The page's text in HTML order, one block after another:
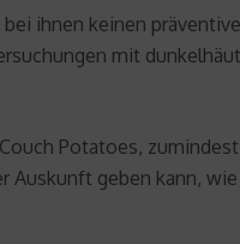
ihnen keinen
mit
Potatoes,
Auskunft geben kann,